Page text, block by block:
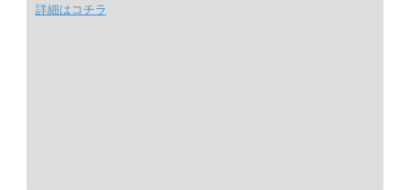
詳細はコチラ